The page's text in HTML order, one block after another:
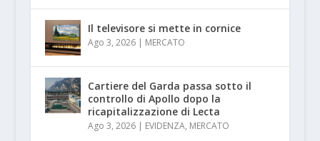
Il televisore si mette in cornice
Ago 3, 2026| MERCATO
Cartiere del Garda passa sotto il
controllo di Apollo dopo la
ricapitalizzazione di Lecta
Ago 3, 2026| EVIDENZA, MERCATO